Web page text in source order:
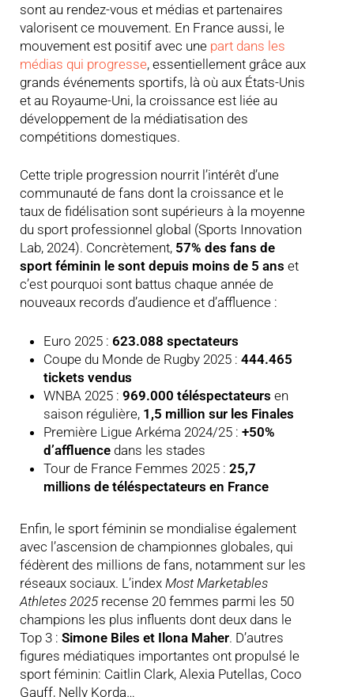
sont au rendez-vous et médias et partenaires
valorisent ce mouvement. En France aussi, le
mouvement est positif avec une part dans les
médias qui progresse, essentiellement grâce aux
grands événements sportifs, là où aux États-Unis
et au Royaume-Uni, la croissance est liée au
développement de la médiatisation des
compétitions domestiques.
Cette triple progression nourrit l’intérêt d’une
communauté de fans dont la croissance et le
taux de fidélisation sont supérieurs à la moyenne
du sport professionnel global (Sports Innovation
Lab, 2024). Concrètement, 57% des fans de
sport féminin le sont depuis moins de 5 ans et
c’est pourquoi sont battus chaque année de
nouveaux records d’audience et d’affluence :
Euro 2025 : 623.088 spectateurs
Coupe du Monde de Rugby 2025 : 444.465
tickets vendus
WNBA 2025 : 969.000 téléspectateurs en
saison régulière, 1,5 million sur les Finales
Première Ligue Arkéma 2024/25 : +50%
d’affluencedans les stades
Tour de France Femmes 2025 : 25,7
millions de téléspectateurs en France
Enfin, le sport féminin se mondialise également
avec l’ascension de championnes globales, qui
fédèrent des millions de fans, notamment sur les
réseaux sociaux. L’index Most Marketables
Athletes 2025recense 20 femmes parmi les 50
champions les plus influents dont deux dans le
Top 3 : Simone Biles et Ilona Maher. D’autres
figures médiatiques importantes ont propulsé le
sport féminin: Caitlin Clark, Alexia Putellas, Coco
Gauff, Nelly Korda…